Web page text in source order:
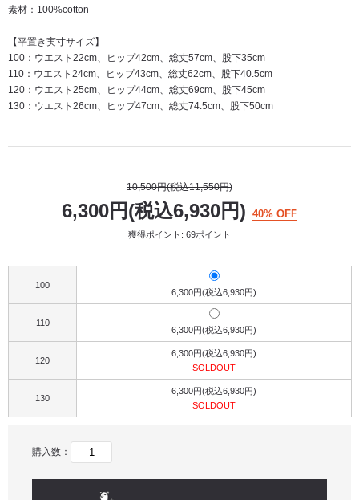
素材：100%cotton
【平置き実寸サイズ】
100：ウエスト22cm、ヒップ42cm、総丈57cm、股下35cm
110：ウエスト24cm、ヒップ43cm、総丈62cm、股下40.5cm
120：ウエスト25cm、ヒップ44cm、総丈69cm、股下45cm
130：ウエスト26cm、ヒップ47cm、総丈74.5cm、股下50cm
10,500円(税込11,550円)
6,300円(税込6,930円) 40% OFF
獲得ポイント: 69ポイント
100
6,300円(税込6,930円)
110
6,300円(税込6,930円)
120
6,300円(税込6,930円)
SOLDOUT
130
6,300円(税込6,930円)
SOLDOUT
購入数：